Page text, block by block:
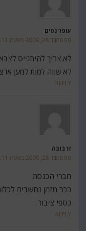
עופר נסים
ספטמבר 28, 2009 בשעה 2:11 am
לא צריך להיתגייס לצבא
לא שווה למות למען
REPLY
זרבובה
ספטמבר 28, 2009 בשעה 2:11 am
חברי הכנסת
כבר מזמן נחשבים
כספי ציבור.
REPLY